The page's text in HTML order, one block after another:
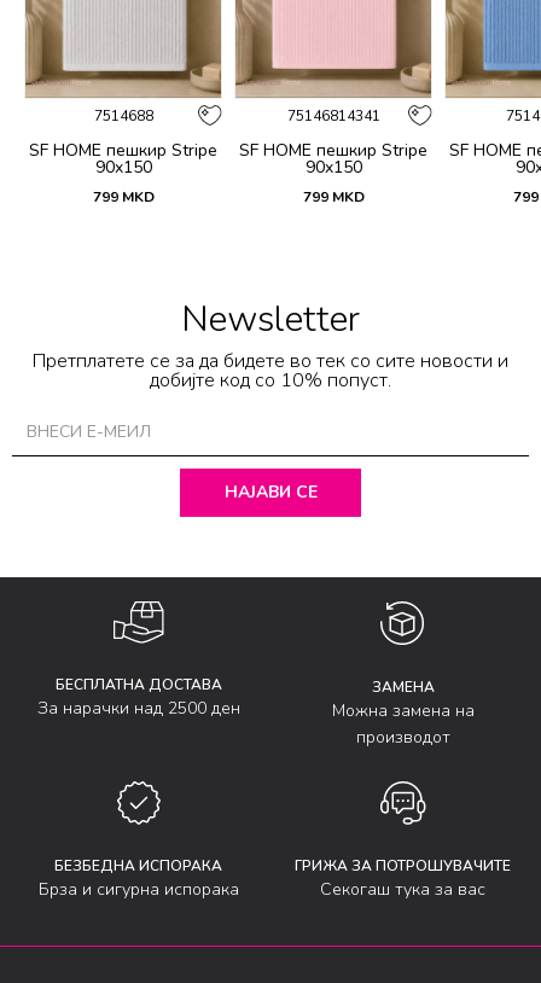
7514688
SF HOME пешкир Stripe
90x150
799 MKD
75146814341
SF HOME пешкир Stripe
90x150
799 MKD
SF HOME
799
Newsletter
Претплатете се за да бидете во тек со сите новости и
добијте код со 10% попуст.
НАЈАВИ СЕ
БЕСПЛАТНА ДОСТАВА
За нарачки над 2500 ден
ЗАМЕНА
Можна замена на
производот
БЕЗБЕДНА ИСПОРАКА
Брза и сигурна испорака
ГРИЖА ЗА ПОТРОШУВАЧИТЕ
Секогаш тука за вас